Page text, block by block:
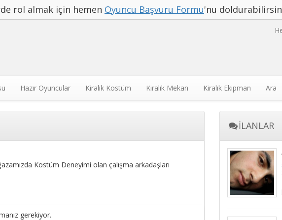
rol almak için hemen Oyuncu Başvuru Formu'nu
Hazır Oyuncular Kiralık Kostüm Kiralık Mekan Kiralık Ekipman Ara
Kostüm Deneyimi olan çalışma arkadaşları
gerekiyor.
İLANLAR